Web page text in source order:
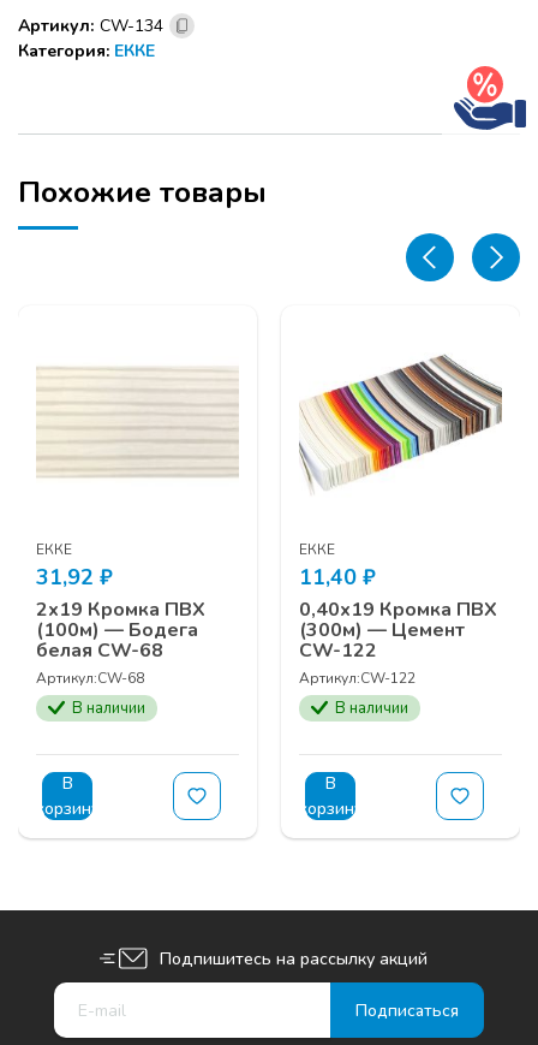
ПВХ
(200м)
бежевый
134
Артикул: CW-134
Категория: ЕККЕ
Похожие товары
ЕККЕ
31,92 ₽
2х19 Кромка ПВХ
(100м) — Бодега
белая CW-68
Артикул:CW-68
В наличии
В
корзину
ЕККЕ
11,40 ₽
0,40х19 Кромка ПВХ
(300м) — Цемент
CW-122
Артикул:CW-122
В наличии
В
корзину
Подпишитесь на рассылку акций